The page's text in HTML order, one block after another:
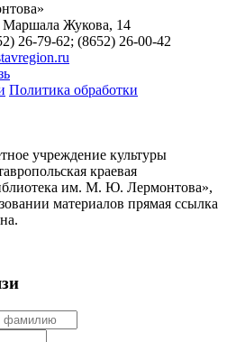
Маршала Жукова, 14
26-79-62; (8652) 26-00-42
Политика обработки
учреждение культуры
краевая
им. М. Ю. Лермонтова»,
материалов прямая ссылка